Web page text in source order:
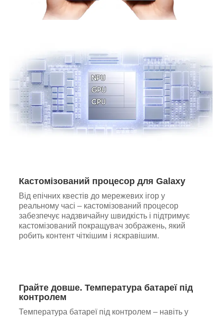
Кастомізований процесор для Galaxy
Від епічних квестів до мережевих ігор у
реальному часі – кастомізований процесор
забезпечує надзвичайну швидкість і підтримує
кастомізований покращувач зображень, який
робить контент чіткішим і яскравішим.
Грайте довше. Температура батареї під
контролем
Температура батареї під контролем – навіть у